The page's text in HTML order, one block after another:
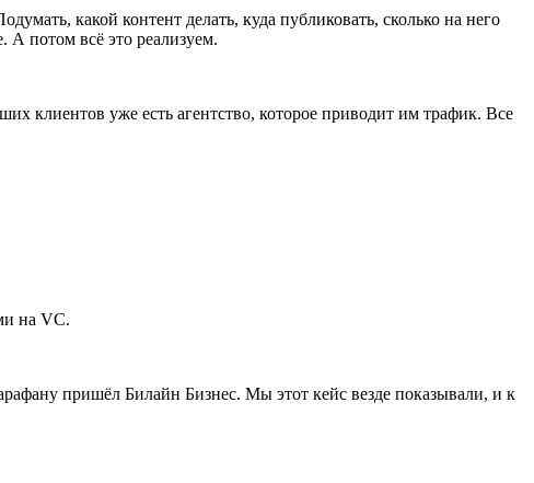
какой контент делать, куда публиковать, сколько на него
А потом всё это реализуем.
клиентов уже есть агентство, которое приводит им трафик. Все
на VC.
пришёл Билайн Бизнес. Мы этот кейс везде показывали, и к